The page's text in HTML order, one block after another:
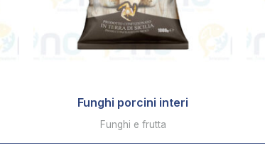
Funghi porcini interi
Funghi e frutta